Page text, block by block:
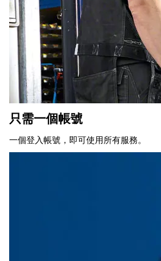
只需一個帳號
一個登入帳號，即可使用所有服務。